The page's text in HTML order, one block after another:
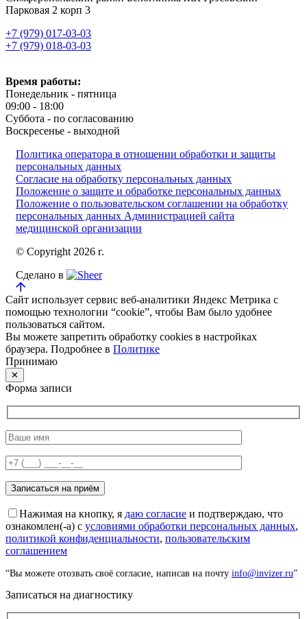
Парковая 2 корп 3
+7 (979) 017-03-03
+7 (979) 018-03-03
Время работы:
Понедельник - пятница
09:00 - 18:00
Суббота - по согласованию
Воскресенье - выходной
Политика оператора в отношении обработки и защиты
персональных данных
Согласие на обработку персональных данных
Положение о защите и обработке персональных данных
Положение о пользовательском соглашении на обработку
персональных данных Администрацией сайта
медицинской организации
© Copyright 2026 г.
Сделано в
Сайт использует сервис веб-аналитики Яндекс Метрика с
помощью технологии “cookie”, чтобы Вам было удобнее
пользоваться сайтом.
Вы можете запретить обработку cookies в настройках
браузера. Подробнее в Политике
Принимаю
✕
Форма записи
Нажимая на кнопку, я даю согласие и подтверждаю, что
ознакомлен(-а) с условиями обработки персональных данных,
политикой конфиденциальности, пользовательским
соглашением
“Вы можете отозвать своё согласие, написав на почту info@invizer.ru”
Записаться на диагностику